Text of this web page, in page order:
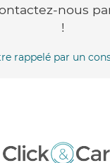
nous
!
rappelé par un